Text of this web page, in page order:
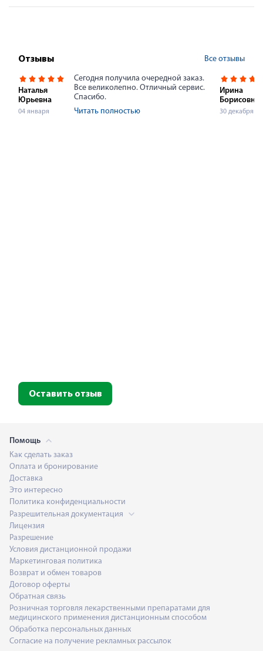
Отзывы Все отзывы
Наталья
Юрьевна
04 января
Сегодня получила очередной заказ.
Все великолепно. Отличный сервис.
Спасибо.
Читать полностью
Ирина
Борисовна
30 декабря
Оставить отзыв
Помощь
Как сделать заказ
Оплата и бронирование
Доставка
Это интересно
Политика конфиденциальности
Разрешительная документация
Лицензия
Разрешение
Условия дистанционной продажи
Маркетинговая политика
Возврат и обмен товаров
Договор оферты
Обратная связь
Розничная торговля лекарственными препаратами для
медицинского применения дистанционным способом
Обработка персональных данных
Согласие на получение рекламных рассылок